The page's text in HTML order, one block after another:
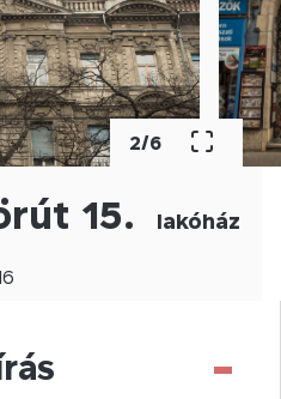
En
2/6
15. lakóház
-